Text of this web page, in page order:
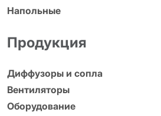
Напольные
Продукция
Диффузоры и сопла
Вентиляторы
Оборудование